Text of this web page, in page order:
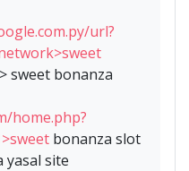
url?
sweet bonanza
home.php?
bonanza slot
yasal site